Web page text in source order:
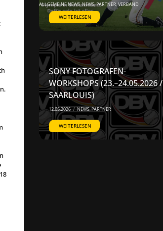
ALLGEMEINE NEWS,NEWS,PARTNER,VERBAND
WEITERLESEN
SONY FOTOGRAFEN-
WORKSHOPS (23.–24.05.2026 /
SAARLOUIS)
12.05.2026 / NEWS,PARTNER
WEITERLESEN